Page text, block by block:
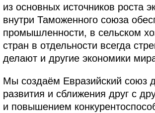
из основных источников роста
внутри Таможенного союза
промышленности, в сельском
стран в отдельности всегда
делают и другие экономики
Мы создаём Евразийский союз
развития и сближения друг с
и повышением